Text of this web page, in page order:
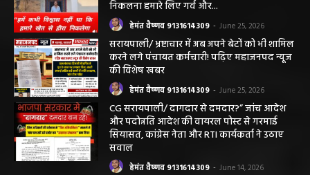
सरायपाली। “हमें विश्वास नहीं था कि हमारे खेत से
हीरा निकलेगा जहां धान उगाते हैं, उसी खेत से हीरा
निकलना हमारे लिए गर्व और...
हेमंत वैष्णव 9131614309
सरायपाली/ भ्रष्टाचार में अब अपने बेटों को भी शामिल
करने लगे पंचायत कर्मचारी! पढ़िए महाजनपद न्यूज
की विशेष खबर
हेमंत वैष्णव 9131614309 - June 25, 2026
CG सरायपाली/ दागदार से दमदार?” जांच आदेश
और पदोन्नति आदेश की वायरल पोस्ट से गरमाई